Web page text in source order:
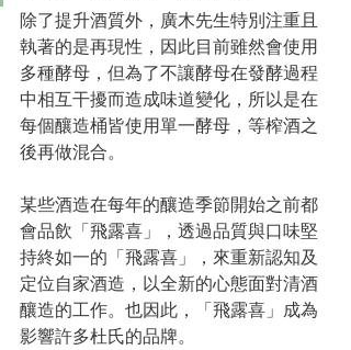
除了提升酒質外，廣木先生特別注重且
執著的是再現性，因此目前雖然會使用
多種酵母，但為了不讓酵母在發酵過程
中相互干擾而造成味道變化，所以是在
每個釀造桶皆使用單一酵母，等榨酒之
後再做混合。
某些酒造在每年的釀造季節開始之前都
會品飲「飛露喜」，透過品質與口味堅
持終如一的「飛露喜」，來重新認知及
定位自家酒造，以全新的心態面對清酒
釀造的工作。也因此，「飛露喜」成為
影響許多杜氏的品牌。